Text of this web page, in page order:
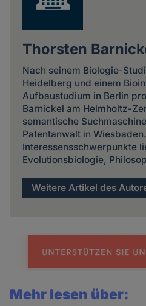
Thorsten
Nach seinem Biologie-
Heidelberg und einem
Aufbaustudium in Berlin
Barnickel am Helmholtz-
semantische
Patentanwalt in
Interessensschwerpunkte
Evolutionsbiologie,
Weitere Artikel des
Mehr lesen über: